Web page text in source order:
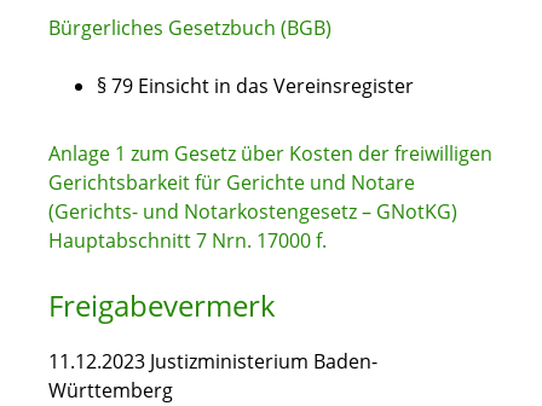
Bürgerliches Gesetzbuch (BGB)
§ 79 Einsicht in das Vereinsregister
Anlage 1 zum Gesetz über Kosten der freiwilligen
Gerichtsbarkeit für Gerichte und Notare
(Gerichts- und Notarkostengesetz – GNotKG)
Hauptabschnitt 7 Nrn. 17000 f.
Freigabevermerk
11.12.2023 Justizministerium Baden-
Württemberg